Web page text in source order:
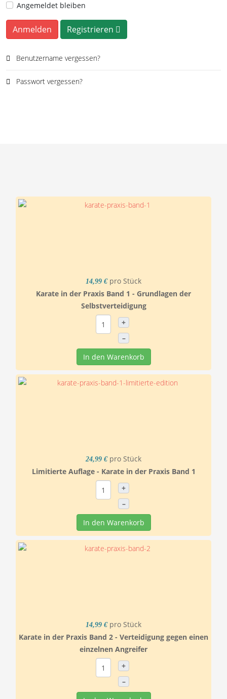
Angemeldet bleiben
Anmelden Registrieren
Benutzername vergessen?
Passwort vergessen?
14,99 € pro Stück
Karate in der Praxis Band 1 - Grundlagen der
Selbstverteidigung
+
–
In den Warenkorb
24,99 € pro Stück
Limitierte Auflage - Karate in der Praxis Band 1
+
–
In den Warenkorb
14,99 € pro Stück
Karate in der Praxis Band 2 - Verteidigung gegen einen
einzelnen Angreifer
+
–